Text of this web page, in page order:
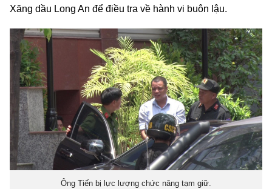
Xăng dầu Long An để điều tra về hành vi buôn lậu.
Ông Tiến bị lực lượng chức năng tạm giữ.